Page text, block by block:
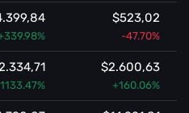
$523,02
-47.70%
$2.600,63
+160.06%